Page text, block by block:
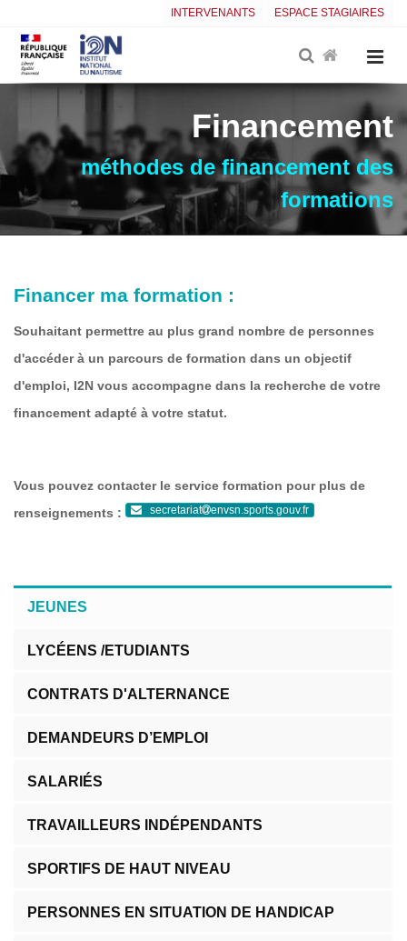
INTERVENANTS ESPACE STAGIAIRES
Financement
méthodes de financement des
formations
Financer ma formation :
Souhaitant permettre au plus grand nombre de personnes
d'accéder à un parcours de formation dans un objectif
d'emploi, I2N vous accompagne dans la recherche de votre
financement adapté à votre statut.
Vous pouvez contacter le service formation pour plus de
renseignements :
secretariat envsn.sports.gouv.fr
JEUNES
LYCÉENS /ETUDIANTS
CONTRATS D'ALTERNANCE
DEMANDEURS D’EMPLOI
SALARIÉS
TRAVAILLEURS INDÉPENDANTS
SPORTIFS DE HAUT NIVEAU
PERSONNES EN SITUATION DE HANDICAP